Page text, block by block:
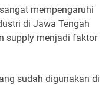
mempengaruhi
di Jawa Tengah
supply menjadi faktor
sudah digunakan di